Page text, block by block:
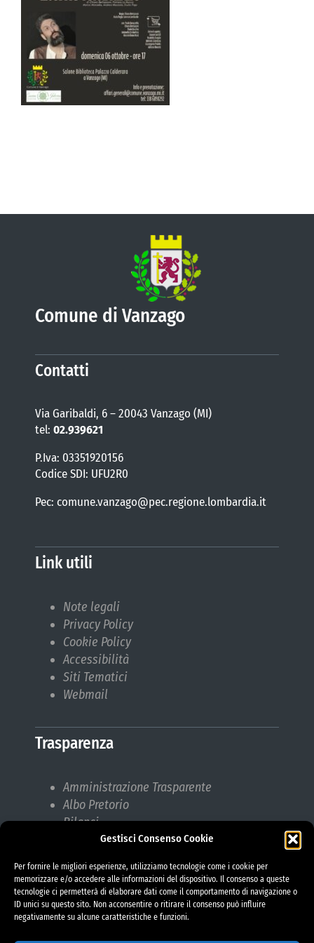
Gestisci Consenso Cookie
Per fornire le migliori esperienze, utilizziamo tecnologie come i cookie per
memorizzare e/o accedere alle informazioni del dispositivo. Il consenso a queste
tecnologie ci permetterà di elaborare dati come il comportamento di navigazione o
ID unici su questo sito. Non acconsentire o ritirare il consenso può influire
negativamente su alcune caratteristiche e funzioni.
VIVERE VANZAGO
COMUNICAZIONE
Comune di Vanzago
Contatti
Via Garibaldi, 6 – 20043 Vanzago (MI)
tel: 02.939621
P.Iva: 03351920156
Codice SDI: UFU2R0
Pec: comune.vanzago@pec.regione.lombardia.it
Link utili
Note legali
Privacy Policy
Cookie Policy
Accessibilità
Siti Tematici
Webmail
Trasparenza
Amministrazione Trasparente
Albo Pretorio
Bilanci
Bandi di gara
Responsabile protezione dati (RPD)